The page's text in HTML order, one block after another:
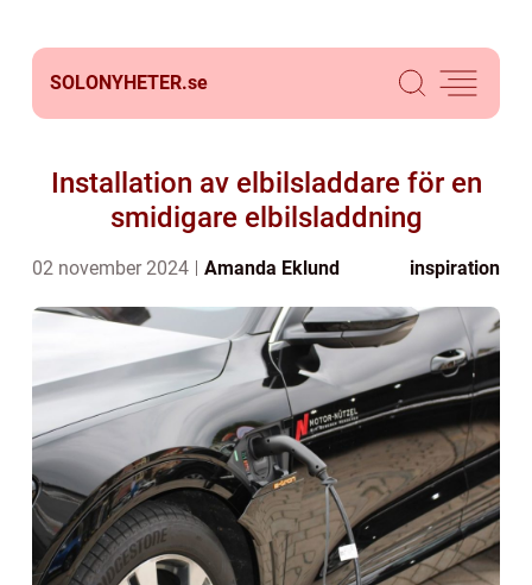
SOLONYHETER.se
Installation av elbilsladdare för en
smidigare elbilsladdning
02 november 2024 Amanda Eklund inspiration